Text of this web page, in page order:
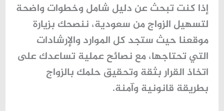
إذا كنت تبحث عن دليل شامل وخطوات واضحة
لتسهيل الزواج من سعودية، ننصحك بزيارة
موقعنا حيث ستجد كل الموارد والإرشادات
التي تحتاجها، مع نصائح عملية تساعدك على
اتخاذ القرار بثقة وتحقيق حلمك بالزواج
بطريقة قانونية وآمنة.